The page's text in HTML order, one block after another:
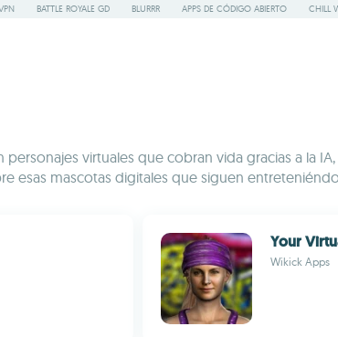
BATTLE ROYALE GD BLURRR APPS DE CÓDIGO ABIERTO CHILL
virtuales que cobran vida gracias a la
mascotas digitales que siguen
Your
Wikick Apps